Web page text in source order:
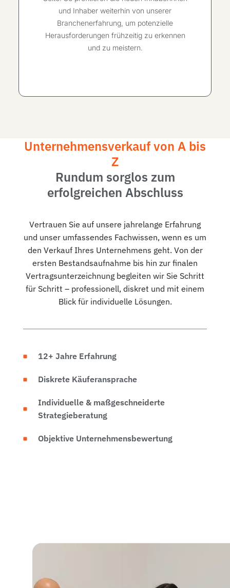
und Inhaber weiterhin von unserer
Branchenerfahrung, um potenzielle
Herausforderungen frühzeitig zu erkennen
und zu meistern.
Unternehmensverkauf von A bis
Z
Rundum sorglos zum
erfolgreichen Abschluss
Vertrauen Sie auf unsere jahrelange Erfahrung
und unser umfassendes Fachwissen, wenn es um
den Verkauf Ihres Unternehmens geht. Von der
ersten Bestandsaufnahme bis hin zur finalen
Vertragsunterzeichnung begleiten wir Sie Schritt
für Schritt – professionell, diskret und mit einem
Blick für individuelle Lösungen.
12+ Jahre Erfahrung
Diskrete Käuferansprache
Individuelle & maßgeschneiderte
Strategieberatung
Objektive Unternehmensbewertung